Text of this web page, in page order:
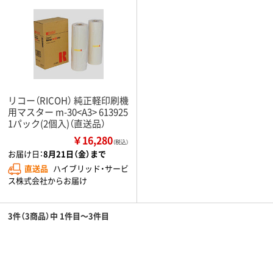
リコー（RICOH） 純正軽印刷機
用マスター m-30<A3> 613925
1パック(2個入)（直送品）
￥16,280（税込）
お届け日：8月21日（金）まで
直送品 ハイブリッド・サービ
ス株式会社からお届け
3件（3商品）中 1件目～3件目